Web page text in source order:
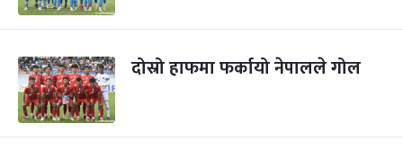
दोस्रो हाफमा फर्कायो नेपालले गोल